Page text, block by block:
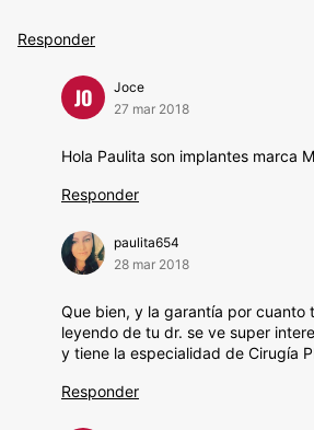
Responder
JO
Joce
27 mar 2018
Hola Paulita son implantes marca
Responder
paulita654
28 mar 2018
Que bien, y la garantía por cuanto
leyendo de tu dr. se ve super
y tiene la especialidad de Cirugía
Responder